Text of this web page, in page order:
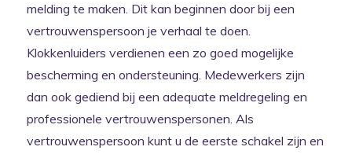
melding te maken. Dit kan beginnen door bij een
vertrouwenspersoon je verhaal te doen.
Klokkenluiders verdienen een zo goed mogelijke
bescherming en ondersteuning. Medewerkers zijn
dan ook gediend bij een adequate meldregeling en
professionele vertrouwenspersonen. Als
vertrouwenspersoon kunt u de eerste schakel zijn en